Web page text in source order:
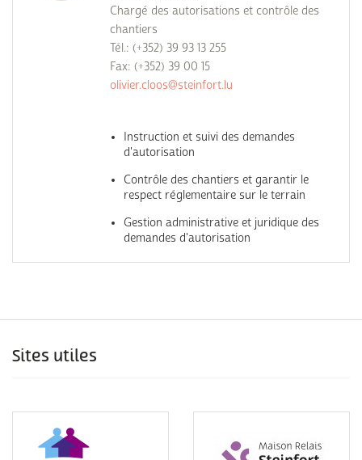
Chargé des autorisations et contrôle des
chantiers
Tél.: (+352) 39 93 13 255
Fax: (+352) 39 00 15
olivier.cloos@steinfort.lu
Instruction et suivi des demandes
d'autorisation
Contrôle des chantiers et garantir le
respect réglementaire sur le terrain
Gestion administrative et juridique des
demandes d'autorisation
Sites utiles